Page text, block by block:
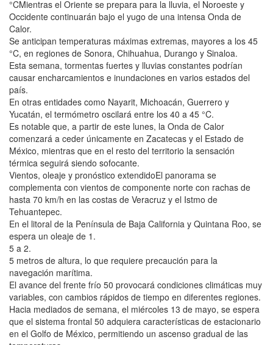
°CMientras el Oriente se prepara para la lluvia, el Noroeste y
Occidente continuarán bajo el yugo de una intensa Onda de
Calor.
Se anticipan temperaturas máximas extremas, mayores a los 45
°C, en regiones de Sonora, Chihuahua, Durango y Sinaloa.
Esta semana, tormentas fuertes y lluvias constantes podrían
causar encharcamientos e inundaciones en varios estados del
país.
En otras entidades como Nayarit, Michoacán, Guerrero y
Yucatán, el termómetro oscilará entre los 40 a 45 °C.
Es notable que, a partir de este lunes, la Onda de Calor
comenzará a ceder únicamente en Zacatecas y el Estado de
México, mientras que en el resto del territorio la sensación
térmica seguirá siendo sofocante.
Vientos, oleaje y pronóstico extendidoEl panorama se
complementa con vientos de componente norte con rachas de
hasta 70 km/h en las costas de Veracruz y el Istmo de
Tehuantepec.
En el litoral de la Península de Baja California y Quintana Roo, se
espera un oleaje de 1.
5 a 2.
5 metros de altura, lo que requiere precaución para la
navegación marítima.
El avance del frente frío 50 provocará condiciones climáticas muy
variables, con cambios rápidos de tiempo en diferentes regiones.
Hacia mediados de semana, el miércoles 13 de mayo, se espera
que el sistema frontal 50 adquiera características de estacionario
en el Golfo de México, permitiendo un ascenso gradual de las